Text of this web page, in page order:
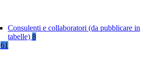
Consulenti e collaboratori (da pubblicare in
tabelle) 8
61